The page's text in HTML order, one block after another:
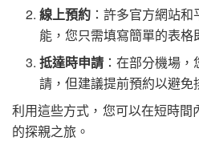
線上預約 ：許多官方網站
能，您只需填寫簡單的表格
抵達時申請 ：在部分機場
請，但建議提前預約以避免
利用這些方式，您可以在短時
的探親之旅。